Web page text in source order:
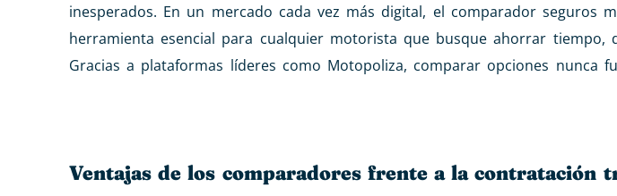
inesperados. En un mercado cada vez más digital, el comparador seguros
herramienta esencial para cualquier motorista que busque ahorrar
Gracias a plataformas líderes como Motopoliza, comparar opciones nunca
Ventajas de los comparadores frente a la contratación